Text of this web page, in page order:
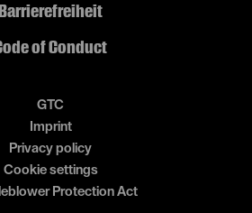
of Conduct
GTC
Imprint
Privacy policy
Cookie settings
Protection Act